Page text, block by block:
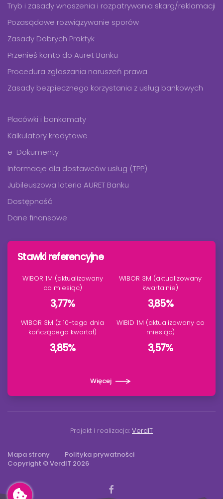
Tryb i zasady wnoszenia i rozpatrywania skarg/reklamacji
Pozasądowe rozwiązywanie sporów
Zasady Dobrych Praktyk
Przenieś konto do Auret Banku
Procedura zgłaszania naruszeń prawa
Zasady bezpiecznego korzystania z usług bankowych
Placówki i bankomaty
Kalkulatory kredytowe
e-Dokumenty
Informacje dla dostawców usług (TPP)
Jubileuszowa loteria AURET Banku
Dostępność
Dane finansowe
Stawki referencyjne
WIBOR 1M (aktualizowany
co miesiąc)
3,77%
WIBOR 3M (aktualizowany
kwartalnie)
3,85%
WIBOR 3M (z 10-tego dnia
kończącego kwartał)
3,85%
WIBID 1M (aktualizowany co
miesiąc)
3,57%
Więcej
Projekt i realizacja: VerdIT
Mapa strony
Polityka prywatności
Copyright © VerdIT 2026